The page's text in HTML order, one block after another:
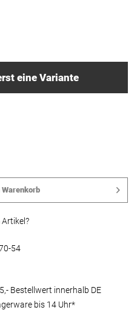
eine Variante
Warenkorb
54
Bestellwert innerhalb DE
bis 14 Uhr*